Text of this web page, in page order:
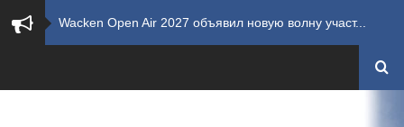
​Wacken Open Air 2027 объявил новую волну участ...